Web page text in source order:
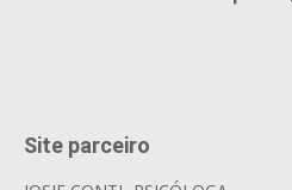
Site parceiro